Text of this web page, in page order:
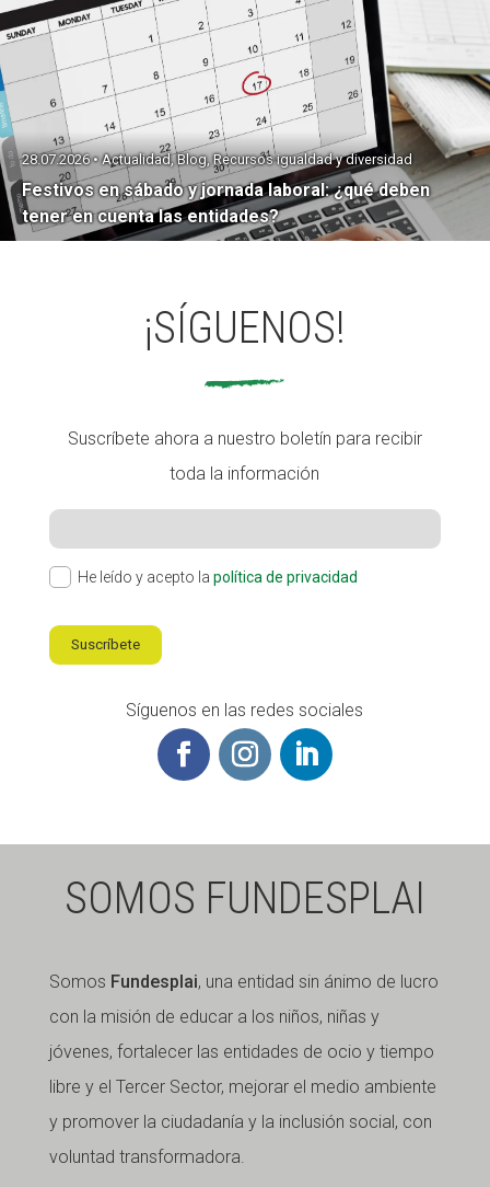
Festivos en sábado y jornada laboral: ¿qué deben
tener en cuenta las entidades?
28.07.2026 • Actualidad, Blog, Recursos igualdad y diversidad
¡SÍGUENOS!
Suscríbete ahora a nuestro boletín para recibir
toda la información
He leído y acepto la política de privacidad
Suscríbete
Síguenos en las redes sociales
SOMOS FUNDESPLAI
Somos Fundesplai, una entidad sin ánimo de lucro
con la misión de educar a los niños, niñas y
jóvenes, fortalecer las entidades de ocio y tiempo
libre y el Tercer Sector, mejorar el medio ambiente
y promover la ciudadanía y la inclusión social, con
voluntad transformadora.